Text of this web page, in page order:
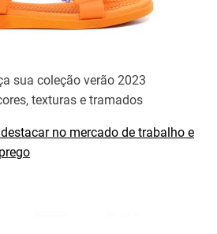
sua coleção verão 2023
texturas e tramados
no mercado de trabalho e